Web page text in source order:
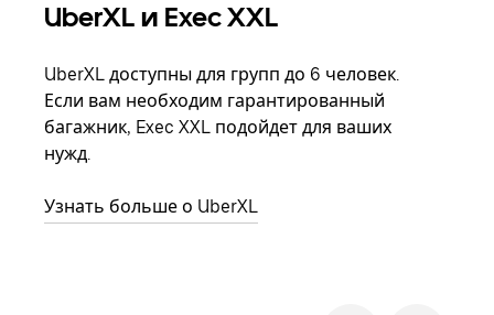
UberXL и Exec XXL
UberXL доступны для групп до 6 человек.
Если вам необходим гарантированный
багажник, Exec XXL подойдет для ваших
нужд.
Узнать больше о UberXL